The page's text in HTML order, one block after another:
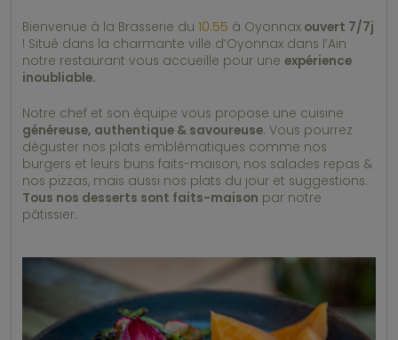
Bienvenue à la Brasserie du10.55 à Oyonnax ouvert 7/7j
! Situé dans la charmante ville d’Oyonnax dans l’Ain
notre restaurant vous accueille pour uneexpérience
inoubliable.
Notre chef et son équipe vous propose une cuisine
généreuse, authentique & savoureuse. Vous pourrez
déguster nos plats emblématiques comme nos
burgers et leurs buns faits-maison, nos salades repas &
nos pizzas, mais aussi nos plats du jour et suggestions.
Tous nos desserts sont faits-maison par notre
pâtissier.